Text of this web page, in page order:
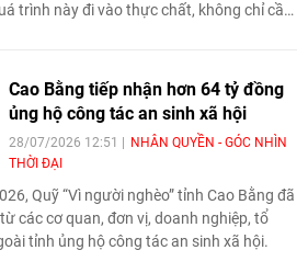
trình này đi vào thực chất, không chỉ cần
hợp tác đa bên vì phát triển bền vững.
Cao Bằng tiếp nhận hơn 64 tỷ đồng
ủng hộ công tác an sinh xã hội
28/07/2026 12:51
NHÂN QUYỀN - GÓC NHÌN
THỜI ĐẠI
Quỹ “Vì người nghèo” tỉnh Cao Bằng đã
các cơ quan, đơn vị, doanh nghiệp, tổ
tỉnh ủng hộ công tác an sinh xã hội.